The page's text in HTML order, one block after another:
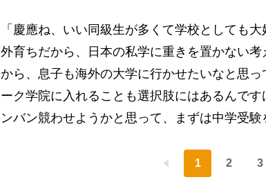
「慶應ね、いい同級生が多くて学校としても
外育ちだから、日本の私学に重きを置かない
から、息子も海外の大学に行かせたいなと思
ーク学院に入れることも選択肢にはあるんで
ンバン競わせようかと思って、まずは中学受験
1 2 3